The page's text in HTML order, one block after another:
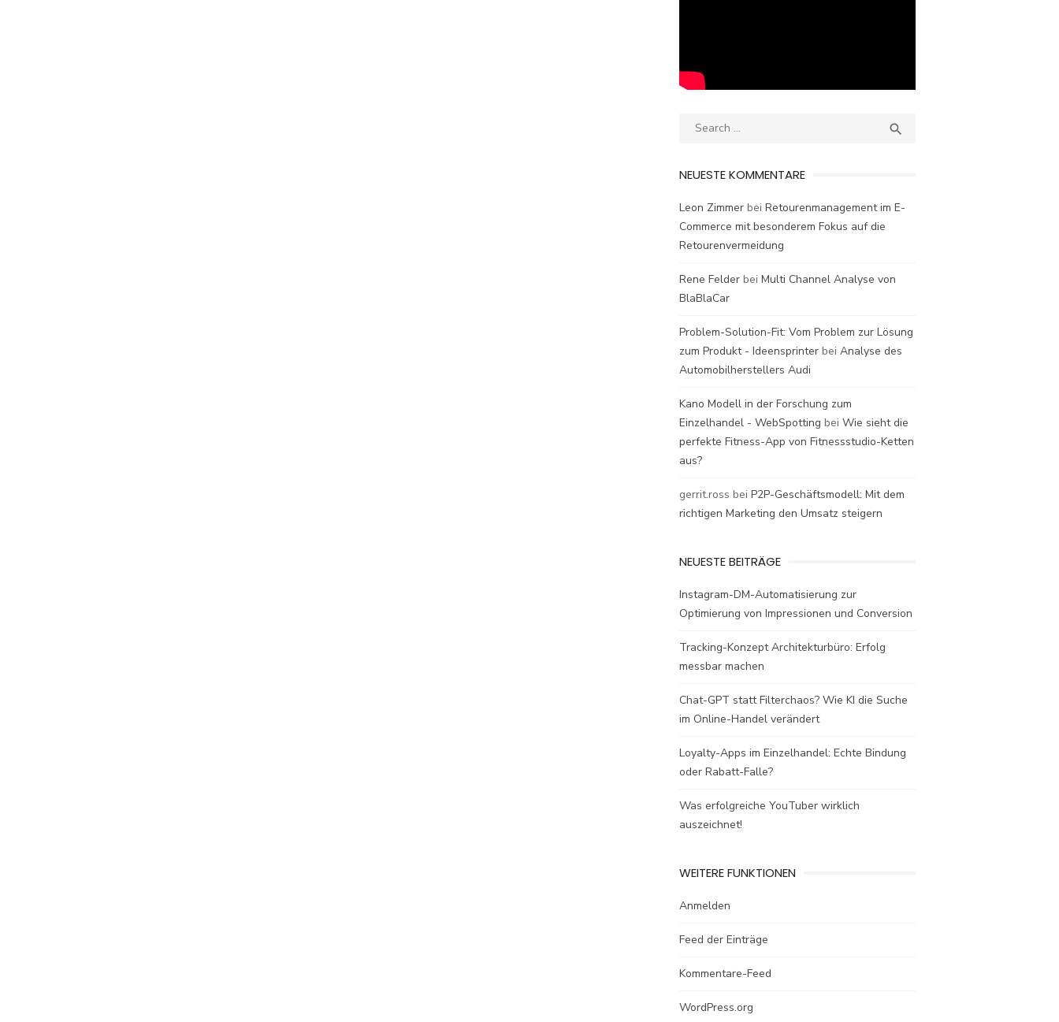
Search

NEUESTE KOMMENTARE
Leon Zimmer bei Retourenmanagement im E-
Commerce mit besonderem Fokus auf die
Retourenvermeidung
Rene Felder bei Multi Channel Analyse von
BlaBlaCar
Problem-Solution-Fit: Vom Problem zur Lösung
zum Produkt - Ideensprinter bei Analyse des
Automobilherstellers Audi
Kano Modell in der Forschung zum
Einzelhandel - WebSpotting bei Wie sieht die
perfekte Fitness-App von Fitnessstudio-Ketten
aus?
gerrit.ross bei P2P-Geschäftsmodell: Mit dem
richtigen Marketing den Umsatz steigern
NEUESTE BEITRÄGE
Instagram-DM-Automatisierung zur
Optimierung von Impressionen und Conversion
Tracking-Konzept Architekturbüro: Erfolg
messbar machen
Chat-GPT statt Filterchaos? Wie KI die Suche
im Online-Handel verändert
Loyalty-Apps im Einzelhandel: Echte Bindung
oder Rabatt-Falle?
Was erfolgreiche YouTuber wirklich
auszeichnet!
WEITERE FUNKTIONEN
Anmelden
Feed der Einträge
Kommentare-Feed
WordPress.org